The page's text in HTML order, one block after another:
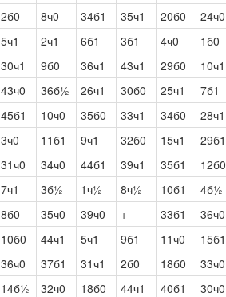
2б0 8ч0 34б1 35ч1 20б0 24ч0
5ч1 2ч1 6б1 3б1 4ч0 1б0
30ч1 9б0 36ч1 43ч1 29б0 10ч1
43ч0 36б½ 26ч1 30б0 25ч1 7б1
45б1 10ч0 35б0 33ч1 34б0 28ч1
3ч0 11б1 9ч1 32б0 15ч1 29б1
31ч0 34ч0 44б1 39ч1 35б1 12б0
7ч1 3б½ 1ч½ 8ч½ 10б1 4б½
8б0 35ч0 39ч0 + 33б1 36ч0
10б0 44ч1 5ч1 9б1 11ч0 15б1
36ч0 37б1 31ч1 2б0 18б0 33ч0
14б½ 32ч0 18б0 44ч1 40б1 30ч0